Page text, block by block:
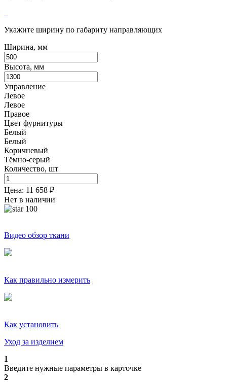
Укажите ширину по габариту направляющих
Ширина, мм
Высота, мм
Управление
Левое
Левое
Правое
Цвет фурнитуры
Белый
Белый
Коричневый
Тёмно-серый
Количество, шт
Цена: 11 658 ₽
Нет в наличии
100
Видео обзор ткани
Как правильно измерить
Как установить
Уход за изделием
1
Введите нужные параметры в карточке
2